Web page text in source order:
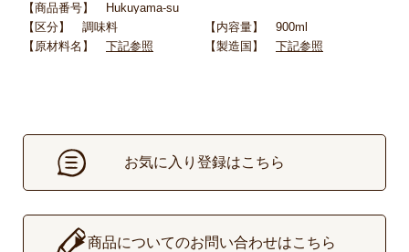
【商品番号】 Hukuyama-su
【区分】 調味料
【内容量】 900ml
【原材料名】 下記参照 【製造国】 下記参照
お気に入り登録はこちら
▶商品についてのお問い合わせはこちら